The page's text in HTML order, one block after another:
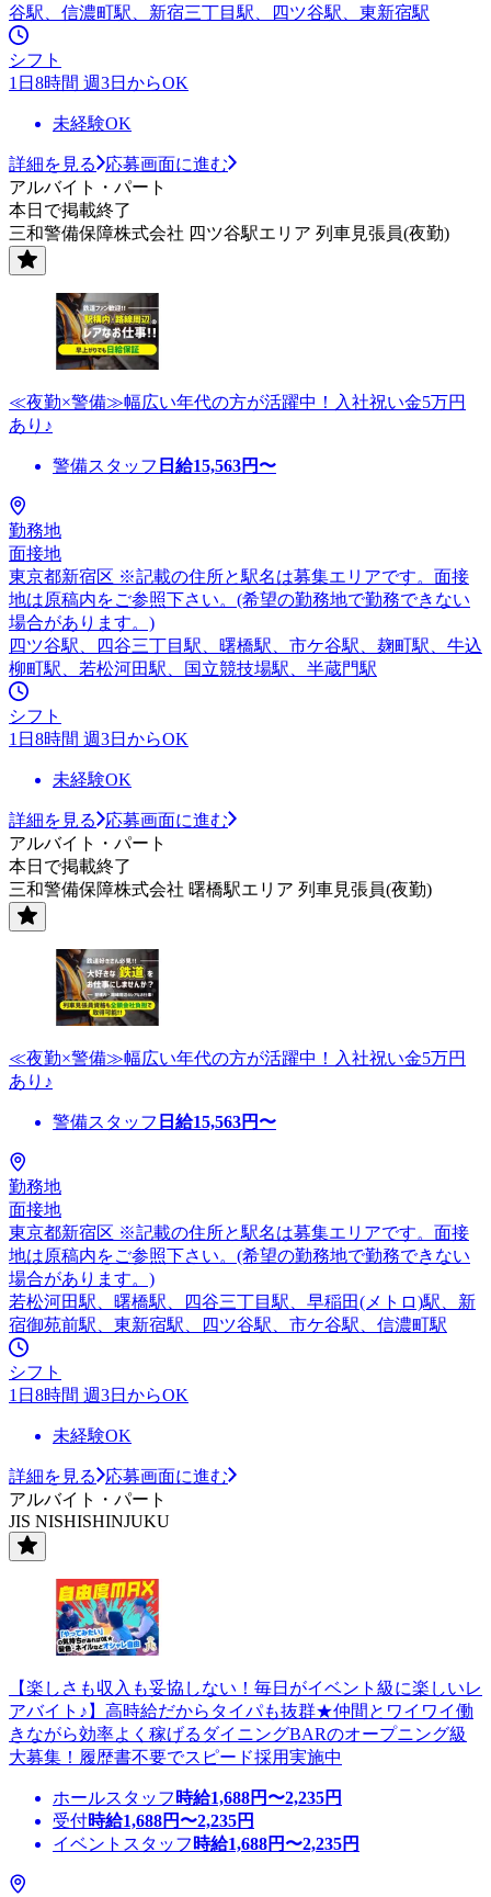
谷駅、信濃町駅、新宿三丁目駅、四ツ谷駅、東新宿駅
シフト
1日8時間 週3日からOK
未経験OK
詳細を見る
応募画面に進む
アルバイト・パート
本日で掲載終了
三和警備保障株式会社 四ツ谷駅エリア 列車見張員(夜勤)
≪夜勤×警備≫幅広い年代の方が活躍中！入社祝い金5万円
あり♪
警備スタッフ 日給15,563円〜
勤務地
面接地
東京都新宿区 ※記載の住所と駅名は募集エリアです。面接
地は原稿内をご参照下さい。(希望の勤務地で勤務できない
場合があります。)
四ツ谷駅、四谷三丁目駅、曙橋駅、市ケ谷駅、麹町駅、牛込
柳町駅、若松河田駅、国立競技場駅、半蔵門駅
シフト
1日8時間 週3日からOK
未経験OK
詳細を見る
応募画面に進む
アルバイト・パート
本日で掲載終了
三和警備保障株式会社 曙橋駅エリア 列車見張員(夜勤)
≪夜勤×警備≫幅広い年代の方が活躍中！入社祝い金5万円
あり♪
警備スタッフ 日給15,563円〜
勤務地
面接地
東京都新宿区 ※記載の住所と駅名は募集エリアです。面接
地は原稿内をご参照下さい。(希望の勤務地で勤務できない
場合があります。)
若松河田駅、曙橋駅、四谷三丁目駅、早稲田(メトロ)駅、新
宿御苑前駅、東新宿駅、四ツ谷駅、市ケ谷駅、信濃町駅
シフト
1日8時間 週3日からOK
未経験OK
詳細を見る
応募画面に進む
アルバイト・パート
JIS NISHISHINJUKU
【楽しさも収入も妥協しない！毎日がイベント級に楽しいレ
アバイト♪】高時給だからタイパも抜群★仲間とワイワイ働
きながら効率よく稼げるダイニングBARのオープニング級
大募集！履歴書不要でスピード採用実施中
ホールスタッフ 時給1,688円〜2,235円
受付時給1,688円〜2,235円
イベントスタッフ 時給1,688円〜2,235円